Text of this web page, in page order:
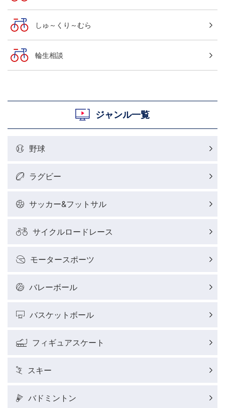
しゅ～くり～むら
輪生相談
ジャンル一覧
野球
ラグビー
サッカー&フットサル
サイクルロードレース
モータースポーツ
バレーボール
バスケットボール
フィギュアスケート
スキー
バドミントン